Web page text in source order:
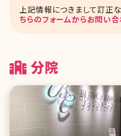
上記情報につきまして訂正な
ちらのフォームからお問い合
分院